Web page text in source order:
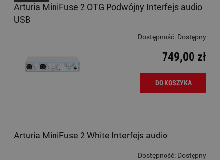
Arturia MiniFuse 2 OTG Podwójny Interfejs audio
USB
Dostępność: Dostępny
749,00 zł
DO KOSZYKA
Arturia MiniFuse 2 White Interfejs audio
Dostępność: Dostępny